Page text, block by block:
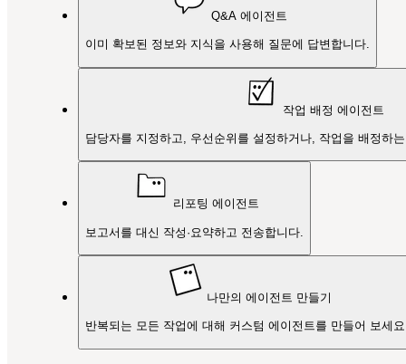
Q&A 에이전트
이미 확보된 정보와 지식을 사용해 질문에 답변합니다.
작업 배정 에이전트
담당자를 지정하고, 우선순위를 설정하거나, 작업을 배정하
리포팅 에이전트
보고서를 대신 작성·요약하고 전송합니다.
나만의 에이전트 만들기
반복되는 모든 작업에 대해 커스텀 에이전트를 만들어 보세